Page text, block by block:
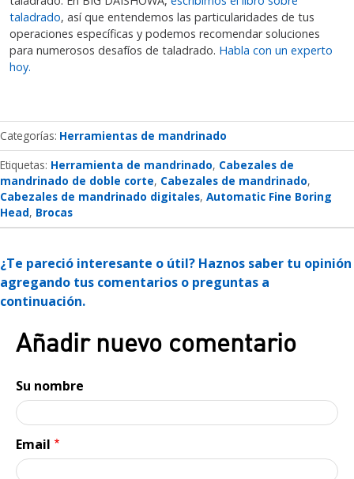
taladrado, así que entendemos las particularidades de tus
operaciones específicas y podemos recomendar soluciones
para numerosos desafíos de taladrado. Habla con un experto
hoy.
Categorías Herramientas de mandrinado
Etiquetas: Herramienta de mandrinado Cabezales de
mandrinado de doble corte Cabezales de mandrinado
Cabezales de mandrinado digitales Automatic Fine Boring
Head Brocas
¿Te pareció interesante o útil? Haznos saber tu opinión
agregando tus comentarios o preguntas a
continuación.
Añadir nuevo comentario
Su nombre
Email